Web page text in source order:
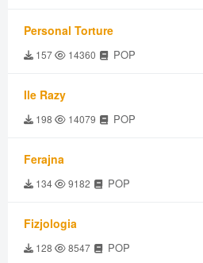
Personal Torture
157 14360 POP
Ile Razy
198 14079 POP
Ferajna
134 9182 POP
Fizjologia
128 8547 POP